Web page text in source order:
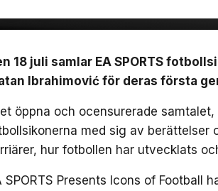
18 juli samlar EA SPORTS
Ibrahimović för deras första
öppna och ocensurerade
med sig av berättelser
hur fotbollen har utvecklats
SPORTS Presents Icons of Football